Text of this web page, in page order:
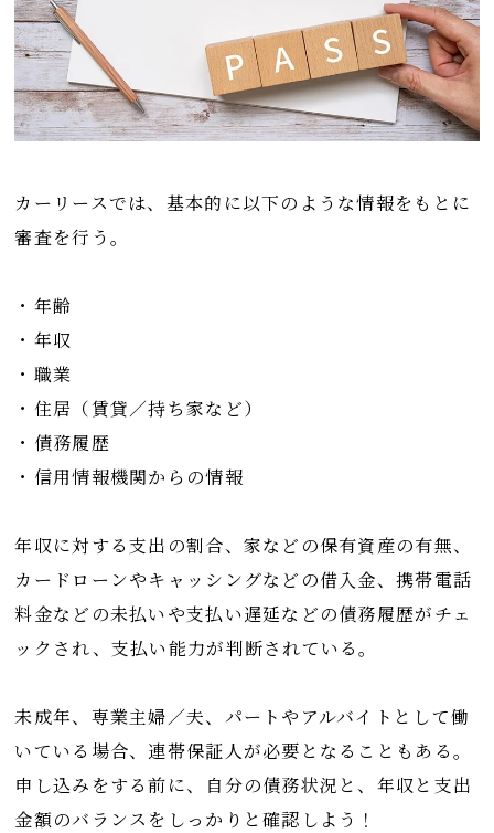
カーリースでは、基本的に以下のような情報をもとに
審査を行う。
・年齢
・年収
・職業
・住居（賃貸／持ち家など）
・債務履歴
・信用情報機関からの情報
年収に対する支出の割合、家などの保有資産の有無、
カードローンやキャッシングなどの借入金、携帯電話
料金などの未払いや支払い遅延などの債務履歴がチェ
ックされ、支払い能力が判断されている。
未成年、専業主婦／夫、パートやアルバイトとして働
いている場合、連帯保証人が必要となることもある。
申し込みをする前に、自分の債務状況と、年収と支出
金額のバランスをしっかりと確認しよう！